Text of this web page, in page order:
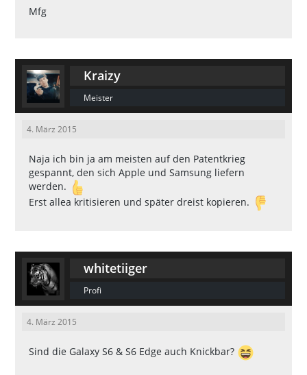
Mfg
Kraizy
Meister
4. März 2015
Naja ich bin ja am meisten auf den Patentkrieg
gespannt, den sich Apple und Samsung liefern
werden.
Erst allea kritisieren und später dreist kopieren.
whitetiiger
Profi
4. März 2015
Sind die Galaxy S6 & S6 Edge auch Knickbar?